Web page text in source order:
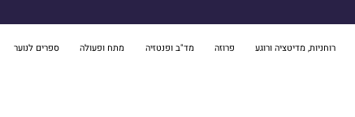
רוחניות, מדיטציה ורוגע פרוזה מד"ב ופנטזיה מתח ופעולה ספרים לנוער